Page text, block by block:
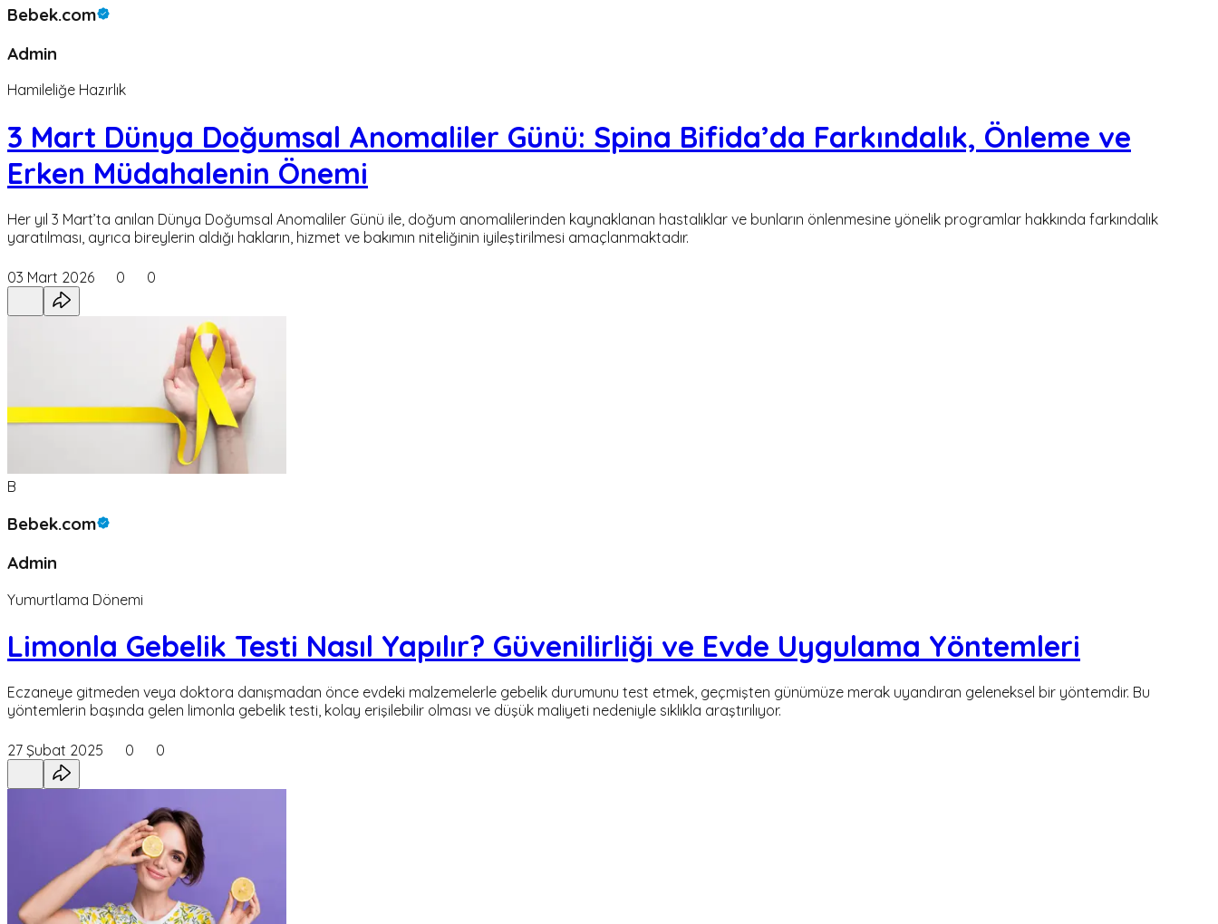
Bebek.com
Admin
Hamileliğe Hazırlık
3 Mart Dünya Doğumsal Anomaliler Günü: Spina Bifida’da Farkındalık, Önleme ve
Erken Müdahalenin Önemi
Her yıl 3 Mart’ta anılan Dünya Doğumsal Anomaliler Günü ile, doğum anomalilerinden kaynaklanan hastalıklar ve bunların önlenmesine yönelik programlar hakkında farkındalık
yaratılması, ayrıca bireylerin aldığı hakların, hizmet ve bakımın niteliğinin iyileştirilmesi amaçlanmaktadır.
03 Mart 2026 0 0
B
Bebek.com
Admin
Yumurtlama Dönemi
Limonla Gebelik Testi Nasıl Yapılır? Güvenilirliği ve Evde Uygulama Yöntemleri
Eczaneye gitmeden veya doktora danışmadan önce evdeki malzemelerle gebelik durumunu test etmek, geçmişten günümüze merak uyandıran geleneksel bir yöntemdir. Bu
yöntemlerin başında gelen limonla gebelik testi, kolay erişilebilir olması ve düşük maliyeti nedeniyle sıklıkla araştırılıyor.
27 Şubat 2025 0 0